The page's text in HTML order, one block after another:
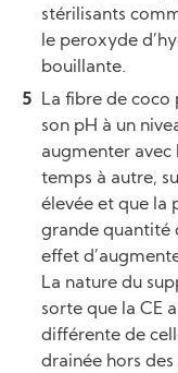
stérilisants
le peroxyde
bouillante.
La fibre de coco
son pH à un
augmenter avec
temps à autre,
élevée et que la
grande quantité
effet
La nature du
sorte que la CE
différente de
drainée hors des